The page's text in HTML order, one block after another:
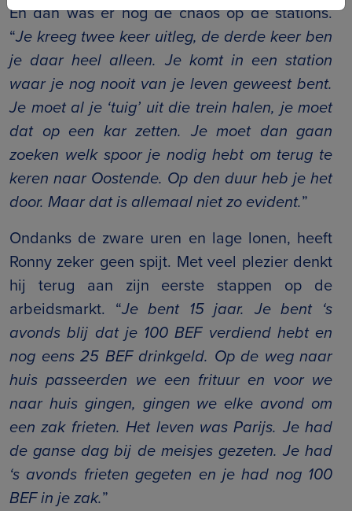
En dan was er nog de chaos op de stations.
“Je kreeg twee keer uitleg, de derde keer ben
je daar heel alleen. Je komt in een station
waar je nog nooit van je leven geweest bent.
Je moet al je ‘tuig’ uit die trein halen, je moet
dat op een kar zetten. Je moet dan gaan
zoeken welk spoor je nodig hebt om terug te
keren naar Oostende. Op den duur heb je het
door. Maar dat is allemaal niet zo evident.”
Ondanks de zware uren en lage lonen, heeft
Ronny zeker geen spijt. Met veel plezier denkt
hij terug aan zijn eerste stappen op de
arbeidsmarkt. “Je bent 15 jaar. Je bent ‘s
avonds blij dat je 100 BEF verdiend hebt en
nog eens 25 BEF drinkgeld. Op de weg naar
huis passeerden we een frituur en voor we
naar huis gingen, gingen we elke avond om
een zak frieten. Het leven was Parijs. Je had
de ganse dag bij de meisjes gezeten. Je had
‘s avonds frieten gegeten en je had nog 100
BEF in je zak.”